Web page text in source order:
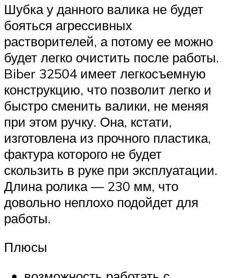
Шубка у данного валика не будет
бояться агрессивных
растворителей, а потому ее можно
будет легко очистить после работы.
Biber 32504 имеет легкосъемную
конструкцию, что позволит легко и
быстро сменить валики, не меняя
при этом ручку. Она, кстати,
изготовлена из прочного пластика,
фактура которого не будет
скользить в руке при эксплуатации.
Длина ролика — 230 мм, что
довольно неплохо подойдет для
работы.
Плюсы